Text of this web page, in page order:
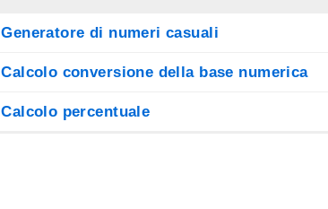
Generatore di numeri casuali
Calcolo conversione della base numerica
Calcolo percentuale